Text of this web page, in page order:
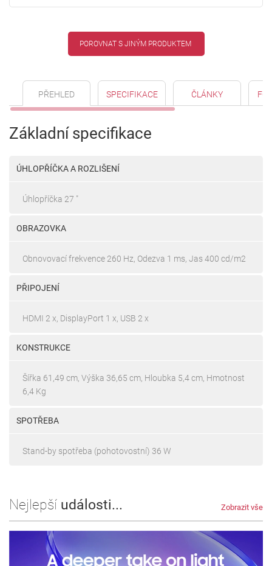
POROVNAT S JINÝM PRODUKTEM
PŘEHLED SPECIFIKACE ČLÁNKY
Základní specifikace
ÚHLOPŘÍČKA A ROZLIŠENÍ
Úhlopříčka 27 "
OBRAZOVKA
Obnovovací frekvence 260 Hz, Odezva 1 ms, Jas 400 cd/m2
PŘIPOJENÍ
HDMI 2 x, DisplayPort 1 x, USB 2 x
KONSTRUKCE
Šířka 61,49 cm, Výška 36,65 cm, Hloubka 5,4 cm, Hmotnost
6,4 Kg
SPOTŘEBA
Stand-by spotřeba (pohotovostní) 36 W
Nejlepší události... Zobrazit vše